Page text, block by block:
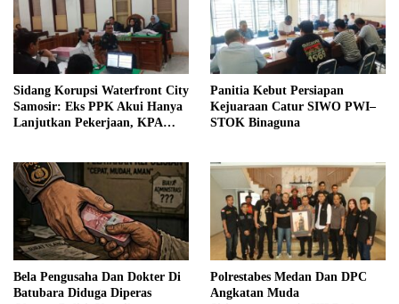
Sidang Korupsi Waterfront City
Samosir: Eks PPK Akui Hanya
Lanjutkan Pekerjaan, KPA
Panitia Kebut Persiapan
Kejuaraan Catur SIWO PWI–
STOK Binaguna
Bela Pengusaha Dan Dokter Di
Batubara Diduga Diperas
Polrestabes Medan Dan DPC
Angkatan Muda